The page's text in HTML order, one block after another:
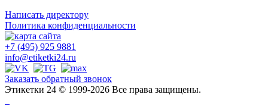
Написать директору
Политика конфиденциальности
+7 (495) 925 9881
info@etiketki24.ru
Заказать обратный звонок
Этикетки 24 © 1999-2026 Все права защищены.